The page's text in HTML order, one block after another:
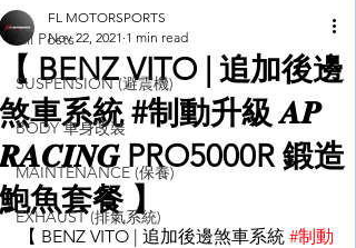
All Posts
SUSPENSION (避震機)
BODY 車身改裝
MAINTENANCE (保養)
EXHAUST (排氣系統)
【 BENZ VITO | 追加後邊
煞車系統 #制動升級 𝑨𝑷
𝑹𝑨𝑪𝑰𝑵𝑮 PRO5000R 鍛造
鮑魚套餐 】
FL MOTORSPORTS
Nov 22, 2021 1 min read
【 BENZ VITO | 追加後邊煞車系統 #制動